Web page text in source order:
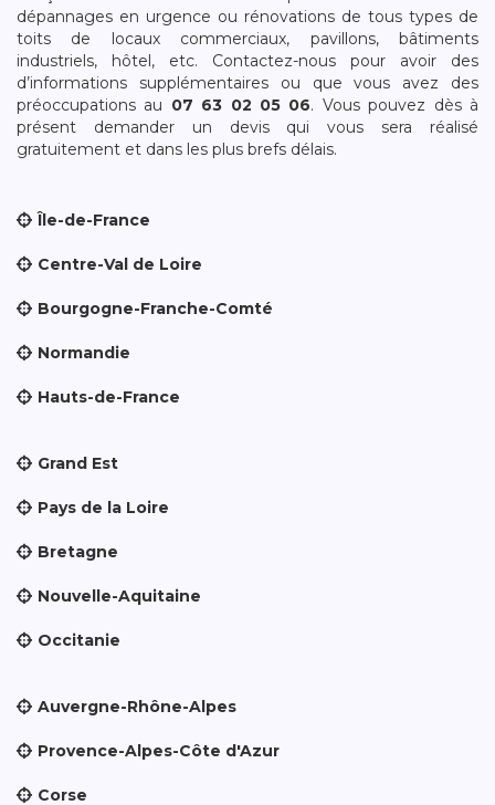
dépannages en urgence ou rénovations de tous types de
toits de locaux commerciaux, pavillons, bâtiments
industriels, hôtel, etc. Contactez-nous pour avoir des
d’informations supplémentaires ou que vous avez des
préoccupations au 07 63 02 05 06. Vous pouvez dès à
présent demander un devis qui vous sera réalisé
gratuitement et dans les plus brefs délais.
Île-de-France
Centre-Val de Loire
Bourgogne-Franche-Comté
Normandie
Hauts-de-France
Grand Est
Pays de la Loire
Bretagne
Nouvelle-Aquitaine
Occitanie
Auvergne-Rhône-Alpes
Provence-Alpes-Côte d'Azur
Corse